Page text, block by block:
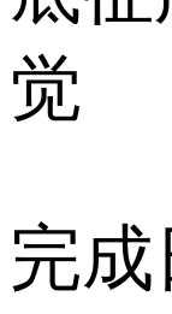
觉
完成